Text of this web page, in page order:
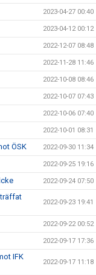
2023-04-27 00:40
2023-04-12 00:12
2022-12-07 08:48
2022-11-28 11:46
2022-10-08 08:46
2022-10-07 07:43
2022-10-06 07:40
2022-10-01 08:31
ÖSK 2022-09-30 11:34
2022-09-25 19:16
2022-09-24 07:50
2022-09-23 19:41
2022-09-22 00:52
2022-09-17 17:36
IFK
2022-09-17 11:18